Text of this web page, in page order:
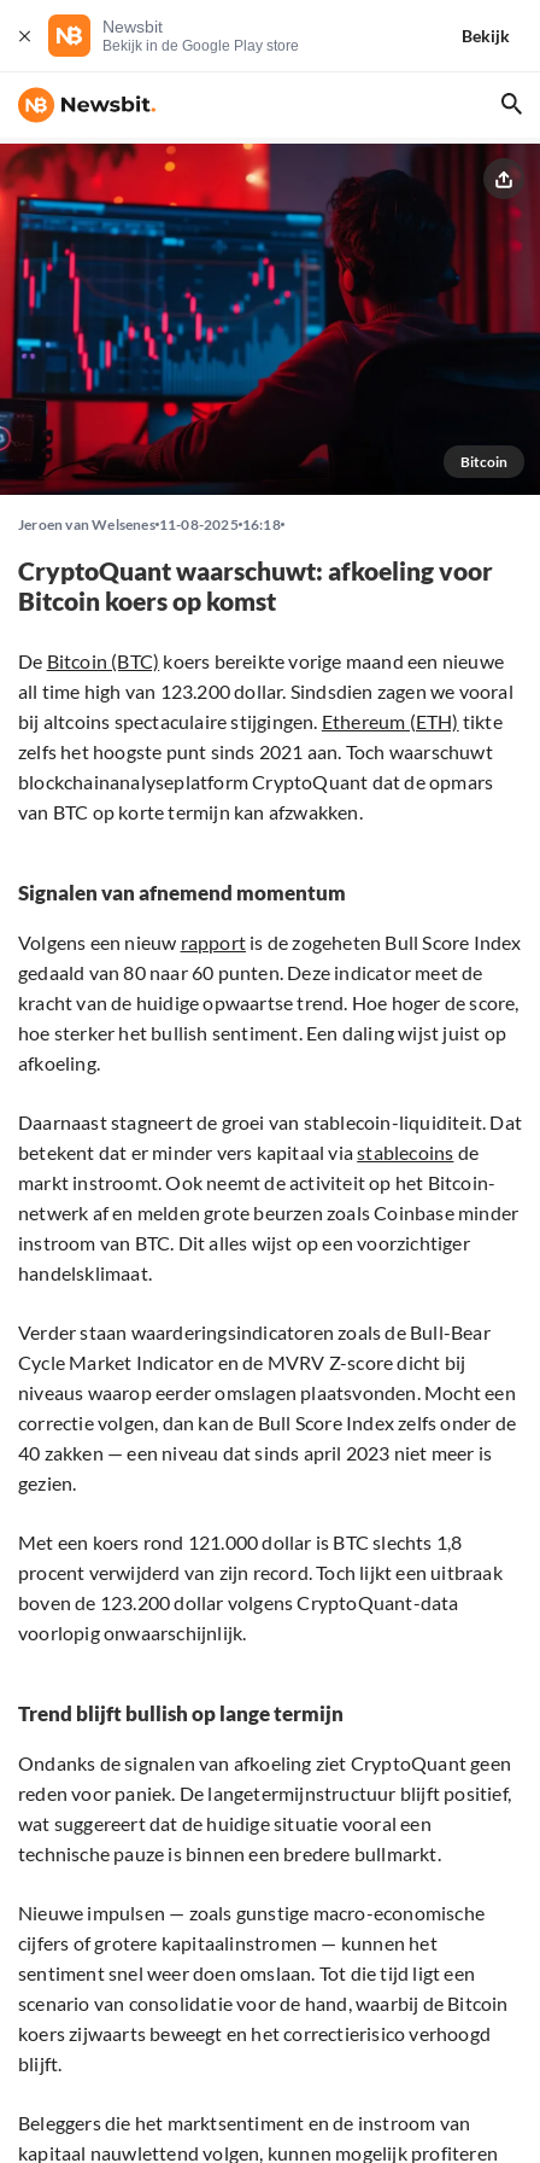
Newsbit
Bekijk in de Google Play store
Bekijk
Bitcoin
Jeroen van Welsenes 11-08-2025 16:18
CryptoQuant waarschuwt: afkoeling voor
Bitcoin koers op komst
De Bitcoin (BTC) koers bereikte vorige maand een nieuwe
all time high van 123.200 dollar. Sindsdien zagen we vooral
bij altcoins spectaculaire stijgingen. Ethereum (ETH) tikte
zelfs het hoogste punt sinds 2021 aan. Toch waarschuwt
blockchainanalyseplatform CryptoQuant dat de opmars
van BTC op korte termijn kan afzwakken.
Signalen van afnemend momentum
Volgens een nieuw rapport is de zogeheten Bull Score Index
gedaald van 80 naar 60 punten. Deze indicator meet de
kracht van de huidige opwaartse trend. Hoe hoger de score,
hoe sterker het bullish sentiment. Een daling wijst juist op
afkoeling.
Daarnaast stagneert de groei van stablecoin-liquiditeit. Dat
betekent dat er minder vers kapitaal viastablecoins de
markt instroomt. Ook neemt de activiteit op het Bitcoin-
netwerk af en melden grote beurzen zoals Coinbase minder
instroom van BTC. Dit alles wijst op een voorzichtiger
handelsklimaat.
Verder staan waarderingsindicatoren zoals de Bull-Bear
Cycle Market Indicator en de MVRV Z-score dicht bij
niveaus waarop eerder omslagen plaatsvonden. Mocht een
correctie volgen, dan kan de Bull Score Index zelfs onder de
40 zakken — een niveau dat sinds april 2023 niet meer is
gezien.
Met een koers rond 121.000 dollar is BTC slechts 1,8
procent verwijderd van zijn record. Toch lijkt een uitbraak
boven de 123.200 dollar volgens CryptoQuant-data
voorlopig onwaarschijnlijk.
Trend blijft bullish op lange termijn
Ondanks de signalen van afkoeling ziet CryptoQuant geen
reden voor paniek. De langetermijnstructuur blijft positief,
wat suggereert dat de huidige situatie vooral een
technische pauze is binnen een bredere bullmarkt.
Nieuwe impulsen — zoals gunstige macro-economische
cijfers of grotere kapitaalinstromen — kunnen het
sentiment snel weer doen omslaan. Tot die tijd ligt een
scenario van consolidatie voor de hand, waarbij de Bitcoin
koers zijwaarts beweegt en het correctierisico verhoogd
blijft.
Beleggers die het marktsentiment en de instroom van
kapitaal nauwlettend volgen, kunnen mogelijk profiteren